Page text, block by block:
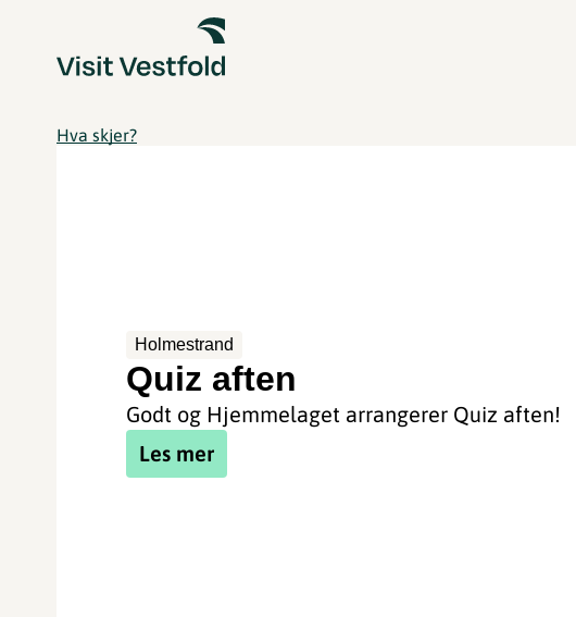
Hva skjer?
Holmestrand
Quiz aften
Godt og Hjemmelaget arrangerer Quiz aften!
Les mer